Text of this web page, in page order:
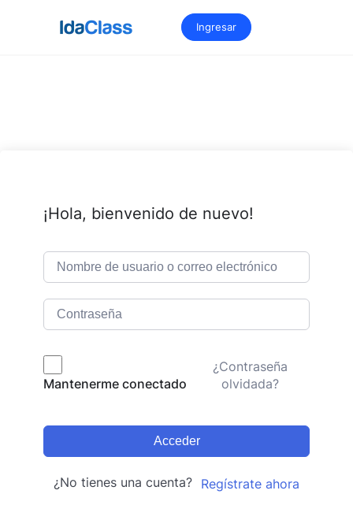
Ingresar
¡Hola, bienvenido de nuevo!
Mantenerme conectado
¿Contraseña
olvidada?
Acceder
¿No tienes una cuenta? Regístrate ahora